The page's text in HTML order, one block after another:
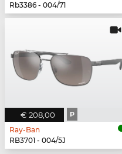
Rb3386 - 004/71
€ 208,00 P
Ray-Ban
RB3701 - 004/5J